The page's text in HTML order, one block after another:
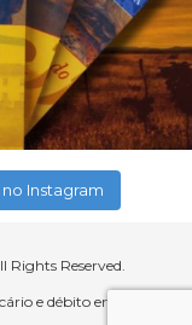
Instagram
Reserved.
e débito em